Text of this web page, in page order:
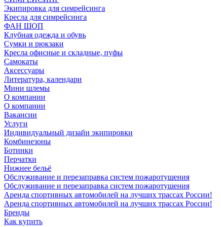
Экипировка для симрейсинга
Кресла для симрейсинга
ФАН ШОП
Клубная одежда и обувь
Сумки и рюкзаки
Кресла офисные и складные, пуфы
Самокаты
Аксессуары
Литература, календари
Мини шлемы
О компании
О компании
Вакансии
Услуги
Индивидуальный дизайн экипировки
Комбинезоны
Ботинки
Перчатки
Нижнее бельё
Обслуживание и перезаправка систем пожаротушения
Обслуживание и перезаправка систем пожаротушения
Аренда спортивных автомобилей на лучших трассах России!
Аренда спортивных автомобилей на лучших трассах России!
Бренды
Как купить